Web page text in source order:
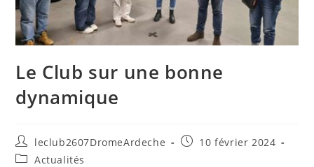
Le Club sur une bonne
dynamique
leclub2607DromeArdeche
10 février 2024
Actualités